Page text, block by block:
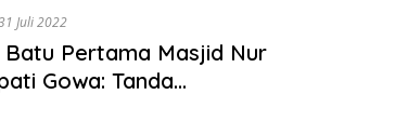
Juli 2022
Pertama Masjid Nur
Gowa: Tanda
Ketaqwaan